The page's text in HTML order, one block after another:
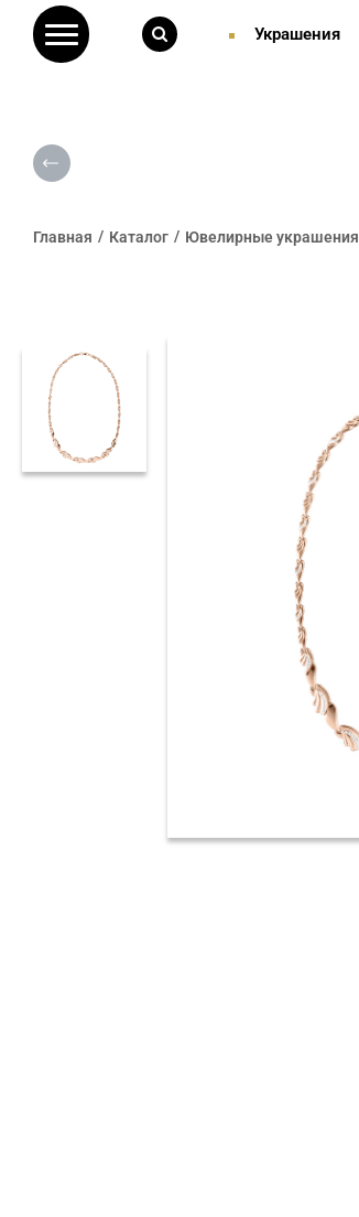
Украшения
Главная Каталог Ювелирные украшения